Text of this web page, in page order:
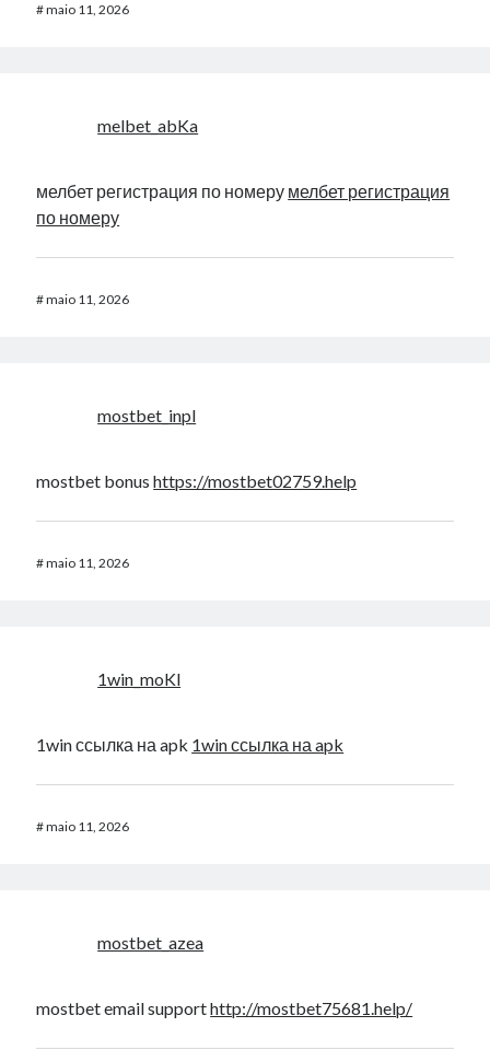
#maio 11, 2026
melbet_abKa
мелбет регистрация по номеру мелбет регистрация
по номеру
#maio 11, 2026
mostbet_inpl
mostbet bonushttps://mostbet02759.help
#maio 11, 2026
1win_moKl
1win ссылка на apk 1win ссылка на apk
#maio 11, 2026
mostbet_azea
mostbet email supporthttp://mostbet75681.help/